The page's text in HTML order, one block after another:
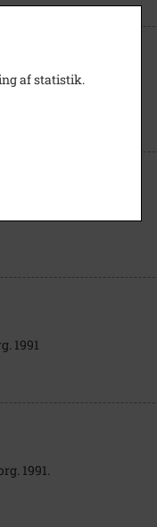
1991
1991.
af statistik.